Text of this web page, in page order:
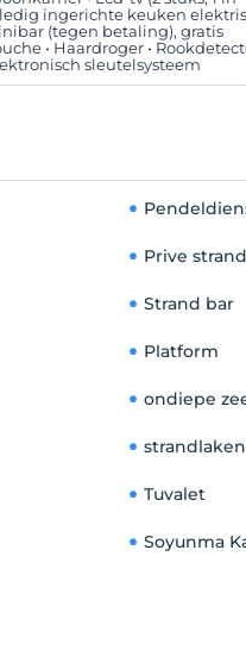
ingerichte keuken
(tegen betaling), gratis
• Haardroger •
sleutelsysteem
Prive strand
Strand bar
Platform
ondiepe
strandlaken
Tuvalet
Soyunma